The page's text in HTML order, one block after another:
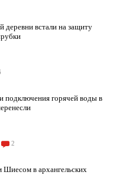
деревни встали на защиту
подключения горячей воды в
2
в архангельских